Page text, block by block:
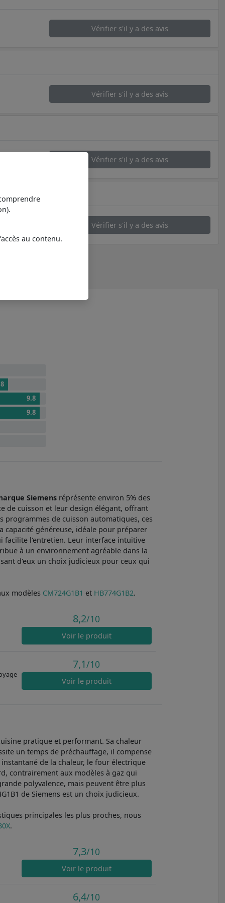
Vérifier s'il y a des avis
Vérifier s'il y a des avis
Vérifier s'il y a des avis
Vérifier s'il y a des avis
9.8
9.8
Siemens réprésente environ 5% des
de cuisson et leur design élégant, offrant
programmes de cuisson automatiques, ces
capacité généreuse, idéale pour préparer
facilite l'entretien. Leur interface intuitive
à un environnement agréable dans la
d'eux un choix judicieux pour ceux qui
modèles CM724G1B1 et HB774G1B2.
8,2/10
Voirle produit
7,1/10
Voirle produit
pratique et performant. Sa chaleur
un temps de préchauffage, il compense
de la chaleur, le four électrique
contrairement aux modèles à gaz qui
polyvalence, mais peuvent être plus
de Siemens est un choix judicieux.
principales les plus proches, nous
.
7,3/10
Voirle produit
6,4/10
au contenu.